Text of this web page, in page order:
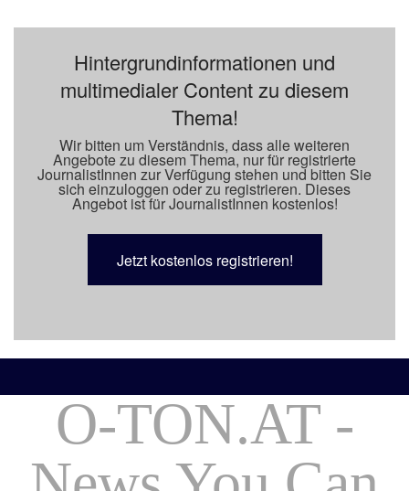
Hintergrundinformationen und
multimedialer Content zu diesem
Thema!
Wir bitten um Verständnis, dass alle weiteren
Angebote zu diesem Thema, nur für registrierte
JournalistInnen zur Verfügung stehen und bitten Sie
sich einzuloggen oder zu registrieren. Dieses
Angebot ist für JournalistInnen kostenlos!
Jetzt kostenlos registrieren!
O-TON.AT -